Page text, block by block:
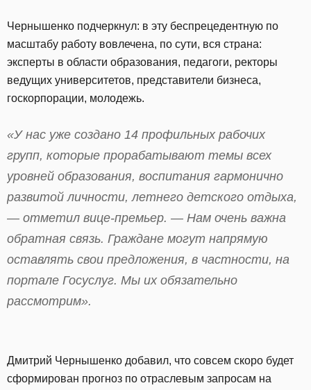
Чернышенко подчеркнул: в эту беспрецедентную по
масштабу работу вовлечена, по сути, вся страна:
эксперты в области образования, педагоги, ректоры
ведущих университетов, представители бизнеса,
госкорпорации, молодежь.
«У нас уже создано 14 профильных рабочих
групп, которые прорабатывают темы всех
уровней образования, воспитания гармонично
развитой личности, летнего детского отдыха,
— отметил вице-премьер. — Нам очень важна
обратная связь. Граждане могут напрямую
оставлять свои предложения, в частности, на
портале Госуслуг. Мы их обязательно
рассмотрим».
Дмитрий Чернышенко добавил, что совсем скоро будет
сформирован прогноз по отраслевым запросам на